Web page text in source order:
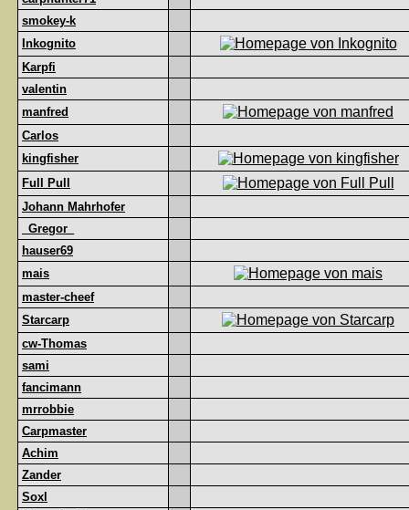
smokey-k
Inkognito
Karpfi
valentin
manfred
Carlos
kingfisher
Full Pull
Johann Mahrhofer
_Gregor_
hauser69
mais
master-cheef
Starcarp
cw-Thomas
sami
fancimann
mrrobbie
Carpmaster
Achim
Zander
Soxl